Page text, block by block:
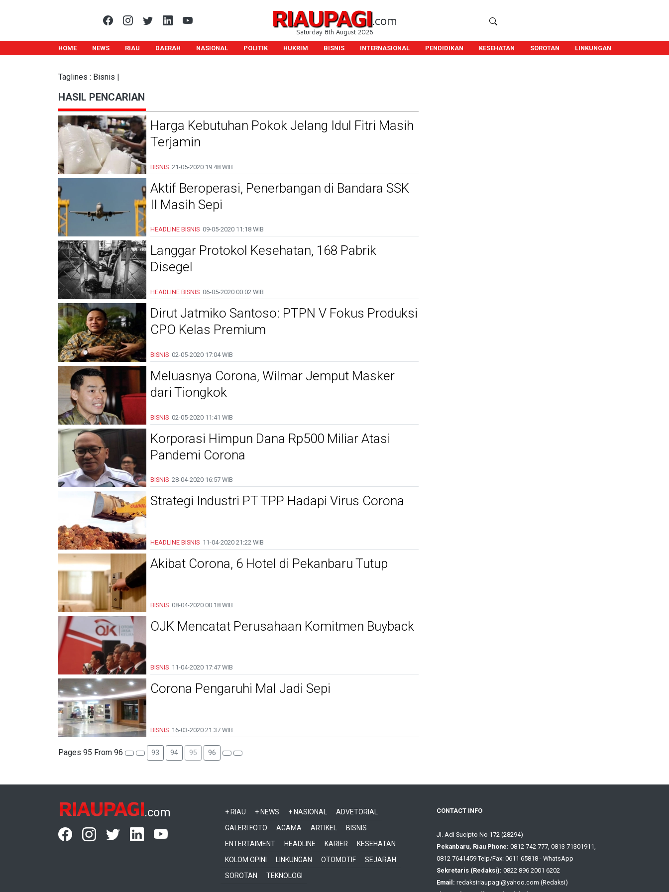
RIAUPAGI.com
Saturday 8th August 2026
HOME NEWS RIAU DAERAH NASIONAL POLITIK HUKRIM BISNIS INTERNASIONAL PENDIDIKAN KESEHATAN SOROTAN LINKUNGAN
Taglines : Bisnis |
HASIL PENCARIAN
Harga Kebutuhan Pokok Jelang Idul Fitri Masih
Terjamin
BISNIS 21-05-2020 19:48 WIB
Aktif Beroperasi, Penerbangan di Bandara SSK
II Masih Sepi
HEADLINE BISNIS 09-05-2020 11:18 WIB
Langgar Protokol Kesehatan, 168 Pabrik
Disegel
HEADLINE BISNIS 06-05-2020 00:02 WIB
Dirut Jatmiko Santoso: PTPN V Fokus Produksi
CPO Kelas Premium
BISNIS 02-05-2020 17:04 WIB
Meluasnya Corona, Wilmar Jemput Masker
dari Tiongkok
BISNIS 02-05-2020 11:41 WIB
Korporasi Himpun Dana Rp500 Miliar Atasi
Pandemi Corona
BISNIS 28-04-2020 16:57 WIB
Strategi Industri PT TPP Hadapi Virus Corona
HEADLINE BISNIS 11-04-2020 21:22 WIB
Akibat Corona, 6 Hotel di Pekanbaru Tutup
BISNIS 08-04-2020 00:18 WIB
OJK Mencatat Perusahaan Komitmen Buyback
BISNIS 11-04-2020 17:47 WIB
Corona Pengaruhi Mal Jadi Sepi
BISNIS 16-03-2020 21:37 WIB
Pages 95 From 96 93 94 95 96
RIAUPAGI.com + RIAU + NEWS + NASIONAL
ADVETORIAL
GALERI FOTO
AGAMA ARTIKEL
BISNIS
ENTERTAIMENT
HEADLINE KARIER
KESEHATAN
KOLOM OPINI
LINKUNGAN OTOMOTIF
SEJARAH
SOROTAN
TEKNOLOGI
CONTACT INFO
Jl. Adi Sucipto No 172 (28294)
Pekanbaru, Riau Phone: 0812 742 777, 0813 71301911,
0812 7641459 Telp/Fax: 0611 65818 - WhatsApp
Sekretaris (Redaksi): 0822 896 2001 6202
Email: redaksiriaupagi@yahoo.com (Redaksi)